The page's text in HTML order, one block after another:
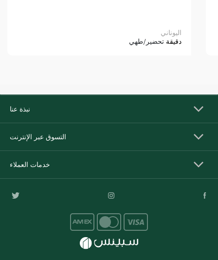
اليوناني
دقيقة تحضير/طهي
نبذة عنا
التسوق عبر الإنترنت
خدمات العملاء